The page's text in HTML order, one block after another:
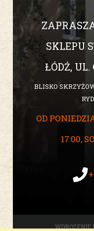
SKLEPU
ŁÓDŹ,
BLISKO
OD
17:00,
WDROŻENIE